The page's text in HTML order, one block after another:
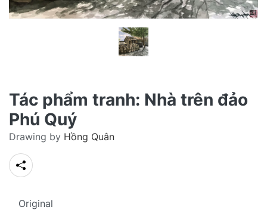
Tác phẩm tranh: Nhà trên đảo
Phú Quý
Drawing by Hồng Quân
Original